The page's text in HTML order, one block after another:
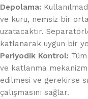
Depolama:
ve kuru, nemsiz bir
uzatacaktır.
katlanarak uygun bir
Periyodik Kontrol:
ve katlanma
edilmesi ve gerekirse
çalışmasını sağlar.